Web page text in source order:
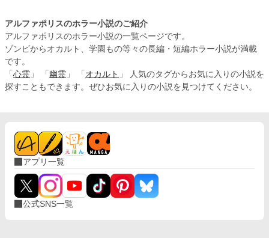
アルファポリスのホラー小説のご紹介
アルファポリスのホラー小説の一覧ページです。
ゾンビからオカルト、学園もの等々の長編・短編ホラー小説が満載
です。
「 心霊 」 「 幽霊 」 「 オカルト 」 人気のタグからお気に入りの小説を
探すこともできます。ぜひお気に入りの小説を見つけてください。
アプリ一覧
公式SNS一覧